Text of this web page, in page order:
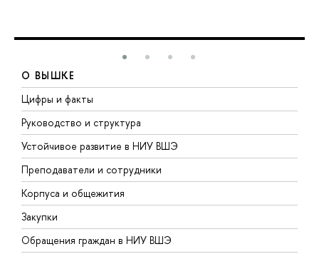
О ВЫШКЕ
Цифры и факты
Руководство и структура
Устойчивое развитие в НИУ ВШЭ
Преподаватели и сотрудники
Корпуса и общежития
Закупки
Обращения граждан в НИУ ВШЭ